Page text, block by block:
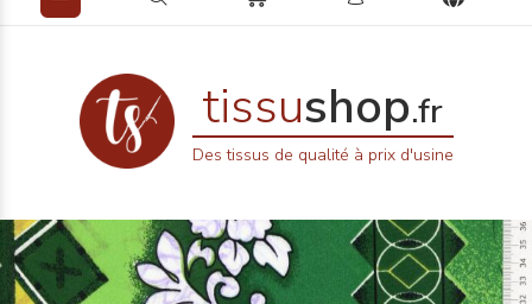
tissushop.fr
Des tissus de qualité à prix d'usine